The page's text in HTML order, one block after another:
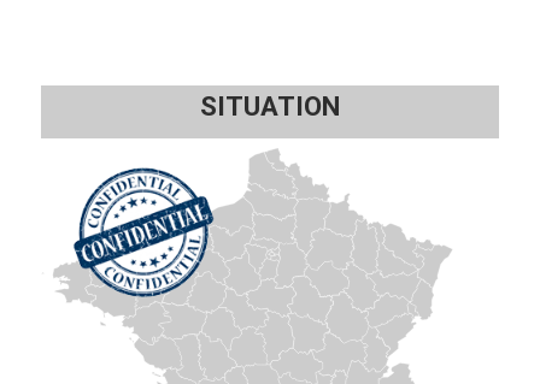
SITUATION